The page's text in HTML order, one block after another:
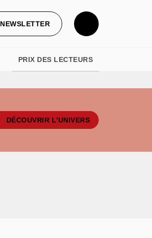
NEWSLETTER
PRIX DES LECTEURS
DÉCOUVRIR L'UNIVERS